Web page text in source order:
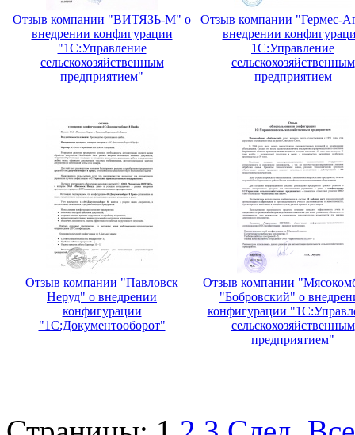
Отзыв компании "ВИТЯЗЬ-М" о
внедрении конфигурации
"1С:Управление
сельскохозяйственным
предприятием"
Отзыв компании "Гермес-
внедрении
1С:Управление
сельскохозяйственным
предприятием
Отзыв компании "Павловск
Неруд" о внедрении
конфигурации
"1С:Документооборот"
Отзыв компании
"Бобровский" о
конфигурации
сельскохозяйственным
предприятием"